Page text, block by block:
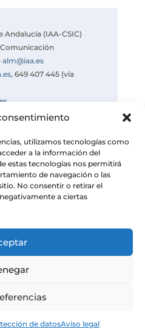
utilizamos tecnologías como
a la información del
estas tecnologías nos permitirá
de navegación o las
No consentir o retirar el
a ciertas
de datosAviso legal
(IAA-CSIC)
alm@iaa.es
, 649 407 445 (vía